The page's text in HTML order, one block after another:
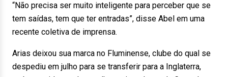
“Não precisa ser muito inteligente para perceber que se
tem saídas, tem que ter entradas”, disse Abel em uma
recente coletiva de imprensa.
Arias deixou sua marca no Fluminense, clube do qual se
despediu em julho para se transferir para a Inglaterra,